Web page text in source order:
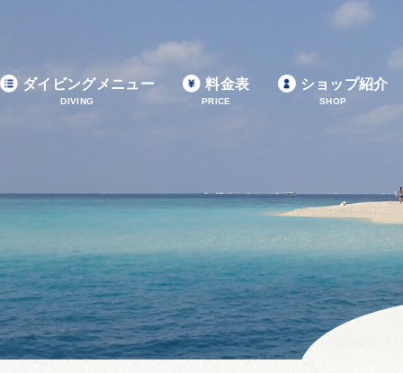
ダイビングメニュー
DIVING
料金表
PRICE
ショップ紹介
SHOP